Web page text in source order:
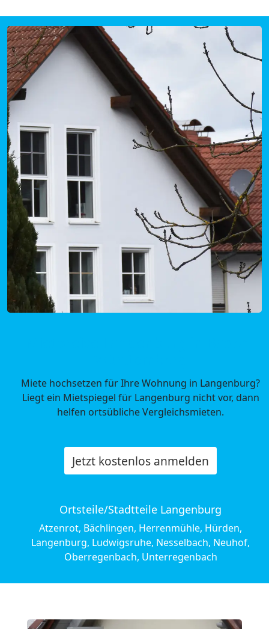
Miete hochsetzen für Ihre Wohnung in Langenburg?
Liegt ein Mietspiegel für Langenburg nicht vor, dann
helfen ortsübliche Vergleichsmieten.
Jetzt kostenlos anmelden
Ortsteile/Stadtteile Langenburg
Atzenrot, Bächlingen, Herrenmühle, Hürden,
Langenburg, Ludwigsruhe, Nesselbach, Neuhof,
Oberregenbach, Unterregenbach